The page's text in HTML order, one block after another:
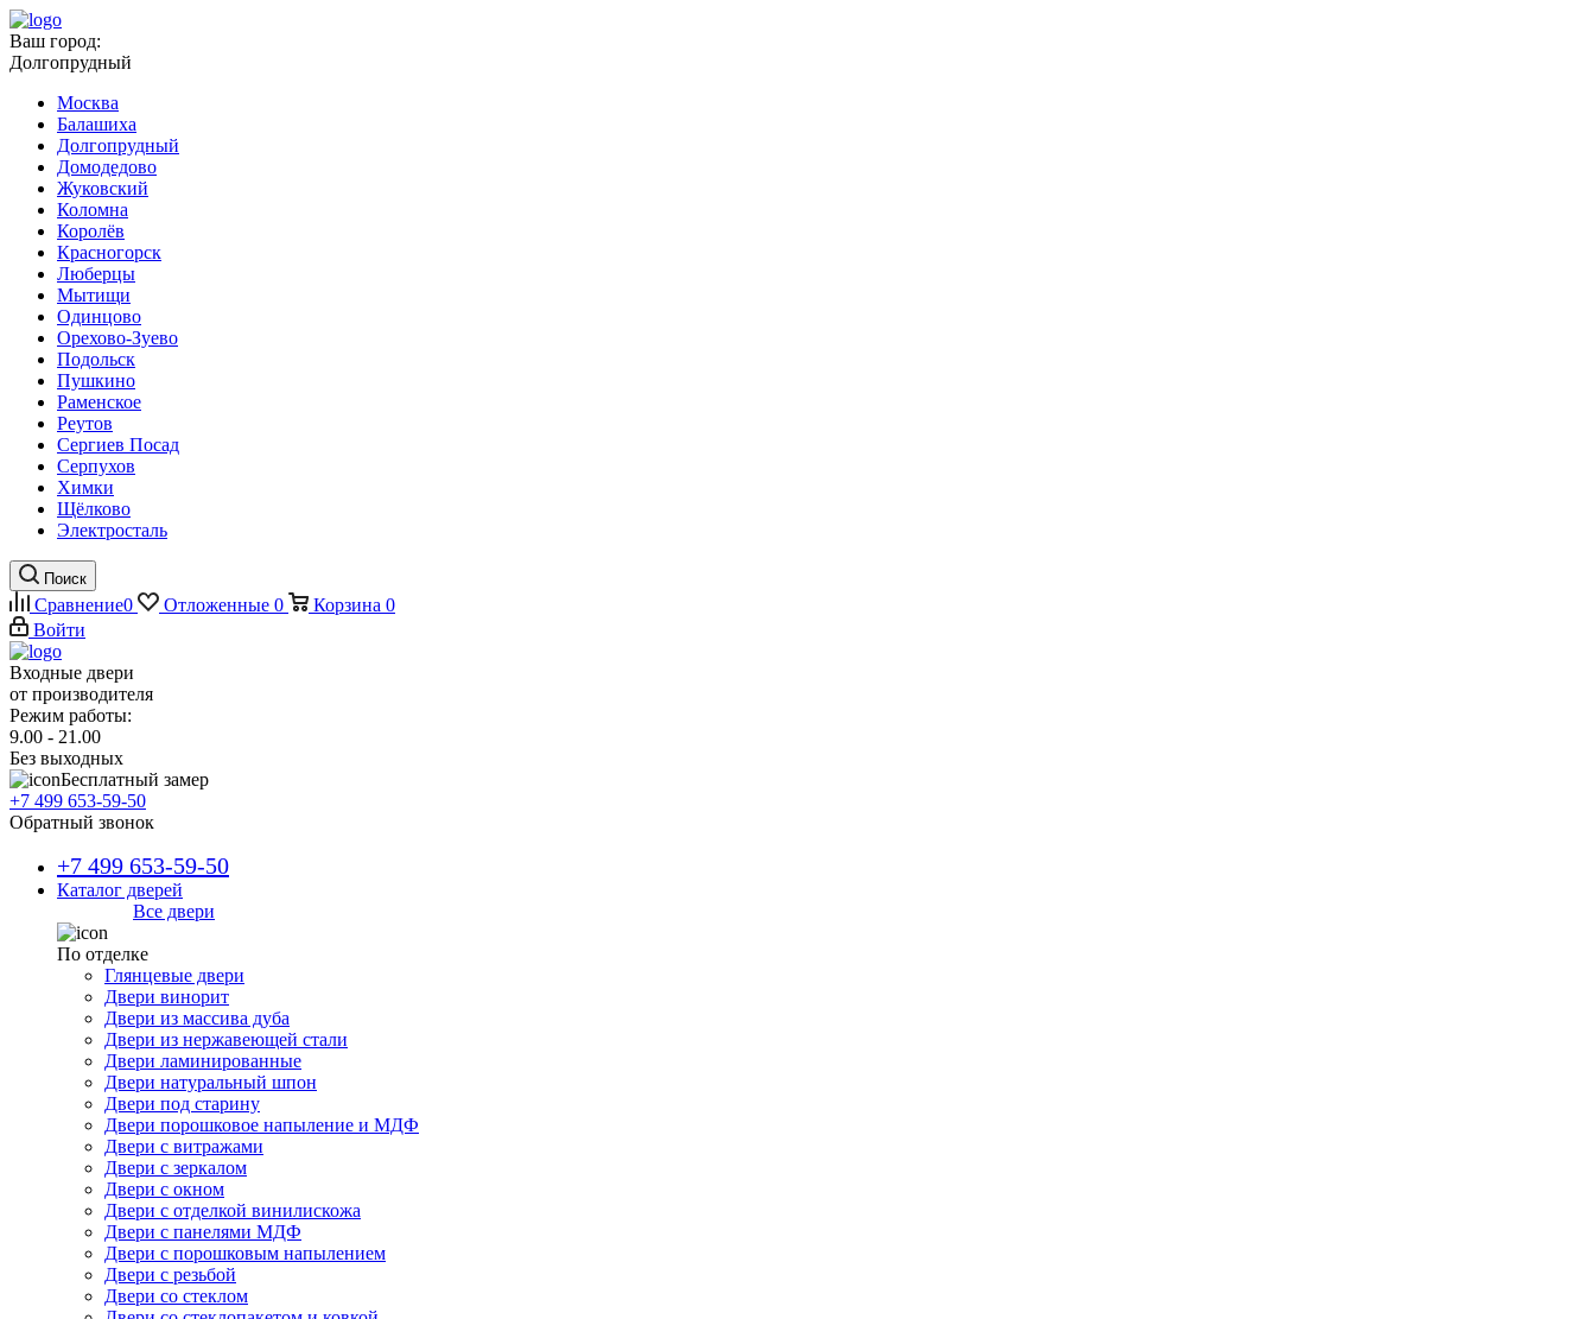
Ваш город:
Долгопрудный
Москва
Балашиха
Долгопрудный
Домодедово
Жуковский
Коломна
Королёв
Красногорск
Люберцы
Мытищи
Одинцово
Орехово-Зуево
Подольск
Пушкино
Раменское
Реутов
Сергиев Посад
Серпухов
Химки
Щёлково
Электросталь
Поиск
Сравнение0 Отложенные 0 Корзина 0
Войти
Входные двери
от производителя
Режим работы:
9.00 - 21.00
Без выходных
Бесплатный замер
+7 499 653-59-50
Обратный звонок
+7 499 653-59-50
Каталог дверей
Все двери
По отделке
Глянцевые двери
Двери винорит
Двери из массива дуба
Двери из нержавеющей стали
Двери ламинированные
Двери натуральный шпон
Двери под старину
Двери порошковое напыление и МДФ
Двери с витражами
Двери с зеркалом
Двери с окном
Двери с отделкой винилискожа
Двери с панелями МДФ
Двери с порошковым напылением
Двери с резьбой
Двери со стеклом